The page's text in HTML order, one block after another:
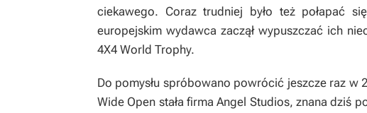
ciekawego. Coraz trudniej było też połapać
europejskim wydawca zaczął wypuszczać ich
4X4 World Trophy.
Do pomysłu spróbowano powrócić jeszcze raz w
Wide Open stała firma Angel Studios, znana dziś